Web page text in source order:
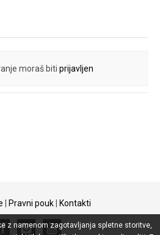
moraš biti prijavljen
Pravni pouk Kontakti
z namenom zagotavljanja spletne storitve,